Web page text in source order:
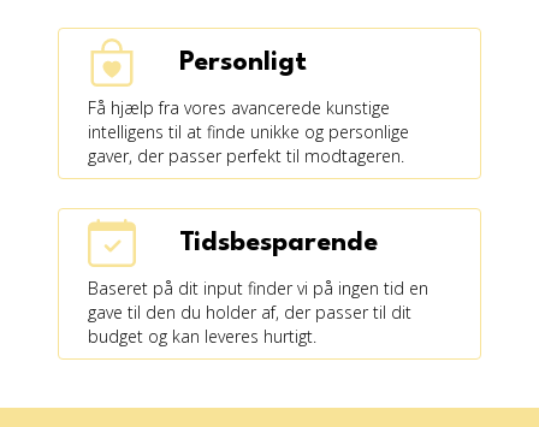
Personligt
Få hjælp fra vores avancerede kunstige
intelligens til at finde unikke og personlige
gaver, der passer perfekt til modtageren.
Tidsbesparende
Baseret på dit input finder vi på ingen tid en
gave til den du holder af, der passer til dit
budget og kan leveres hurtigt.